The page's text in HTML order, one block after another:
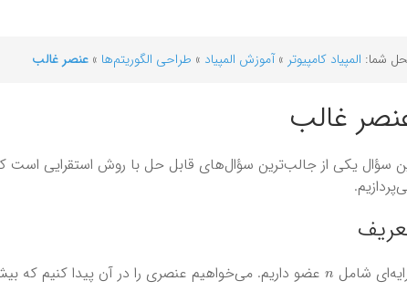
شما: المپیاد کامپیوتر »آموزش المپیاد » طراحی الگوریتم‌ها » عنصر غالب
غالب
سؤال یکی از جالب‌ترین سؤال‌های قابل حل با روش استقرایی است
شامل عضو داریم. می‌خواهیم عنصری را در آن پیدا کنیم که